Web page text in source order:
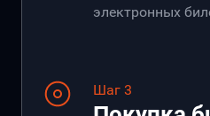
электронных
Шаг 3